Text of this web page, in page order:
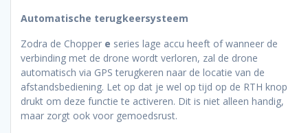
Automatische terugkeersysteem
Zodra de Chopper e series lage accu heeft of wanneer de
verbinding met de drone wordt verloren, zal de drone
automatisch via GPS terugkeren naar de locatie van de
afstandsbediening. Let op dat je wel op tijd op de RTH knop
drukt om deze functie te activeren. Dit is niet alleen handig,
maar zorgt ook voor gemoedsrust.